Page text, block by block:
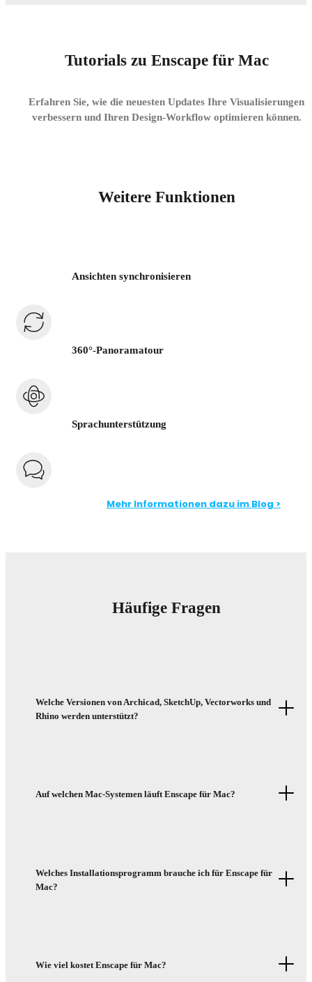
Tutorials zu Enscape für Mac
Erfahren Sie, wie die neuesten Updates Ihre Visualisierungen
verbessern und Ihren Design-Workflow optimieren können.
Weitere Funktionen
Ansichten synchronisieren
360°-Panoramatour
Sprachunterstützung
Mehr Informationen dazu im Blog >
Häufige Fragen
Welche Versionen von Archicad, SketchUp, Vectorworks und
Rhino werden unterstützt?
Auf welchen Mac-Systemen läuft Enscape für Mac?
Welches Installationsprogramm brauche ich für Enscape für
Mac?
Wie viel kostet Enscape für Mac?